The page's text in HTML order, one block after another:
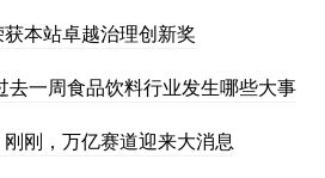
本站卓越治理创新奖
去一周食品饮料行业发生哪些大事
刚，万亿赛道迎来大消息